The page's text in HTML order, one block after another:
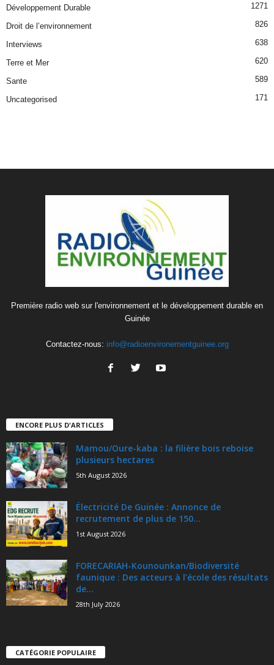
Développement Durable 1271
Droit de l’environnement 826
Interviews 638
Terre et Mer 620
Sante 589
Uncategorised 171
Première radio web sur l'environnement et le développement durable en
Guinée
Contactez-nous: info@radioenvironementguinee.org
ENCORE PLUS D'ARTICLES
Mamou/Oure-kaba : la filière bois reboise
plusieurs hectares
5th August 2026
Électricité De Guinée : Annonce de
recrutement de plus de 150...
1st August 2026
FORECARIAH-Kounounkan/Biodiversité
faunique : Des acteurs à l’école des résultats
de...
28th July 2026
CATÉGORIE POPULAIRE